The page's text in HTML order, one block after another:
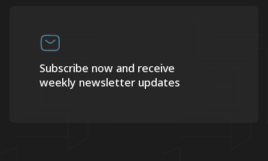
Subscribe now and receive
weekly newsletter updates